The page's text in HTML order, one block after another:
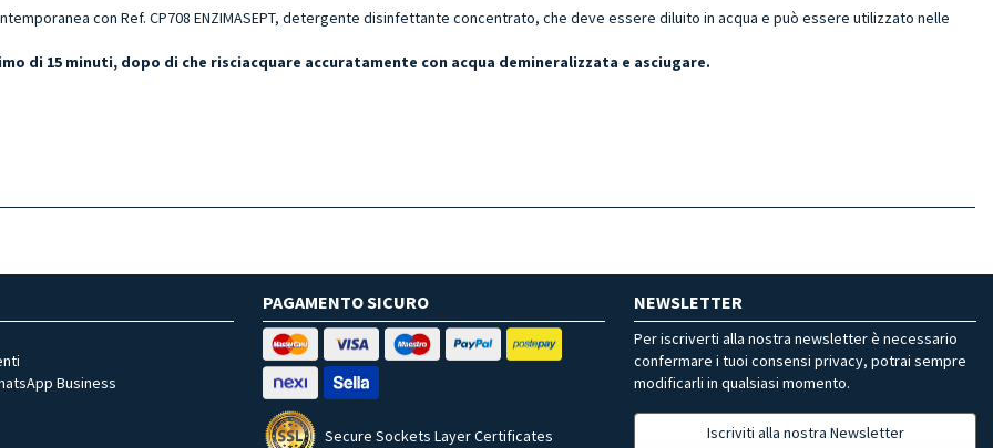
con Ref. CP708 ENZIMASEPT, detergente disinfettante concentrato, che deve essere diluito in acqua e può essere utilizzato nelle
di 15 minuti, dopo di che risciacquare accuratamente con acqua demineralizzata e asciugare.
Business
PAGAMENTO SICURO
Secure Sockets Layer Certificates
NEWSLETTER
Per iscriverti alla nostra newsletter è necessario
confermare i tuoi consensi privacy, potrai sempre
modificarli in qualsiasi momento.
Iscriviti alla nostra Newsletter